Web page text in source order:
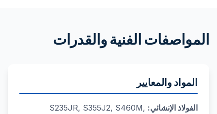
المواصفات الفنية والقدرات
المواد والمعايير
الفولاذ الإنشائي: S235JR, S355J2, S460M,